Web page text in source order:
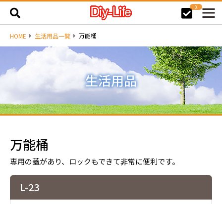
0
HOME 生活用品一覧 万能桶
万能桶
専用の蓋があり、ロックもできて非常に便利です。
L-23